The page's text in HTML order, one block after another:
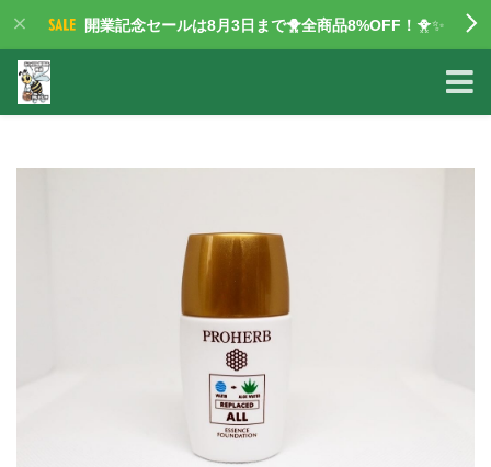
開業記念セールは8月3日まで🐥全商品8%OFF！ 🐥✨